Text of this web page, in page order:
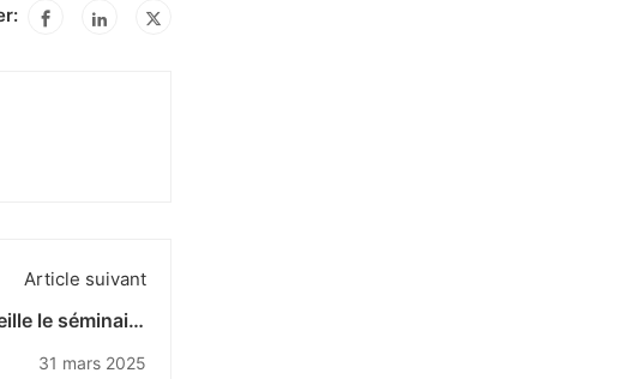
Article suivant
le séminaire
Policy"
31 mars 2025